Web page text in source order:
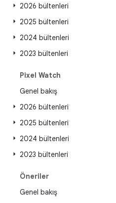
2026 bültenleri
2025 bültenleri
2024 bültenleri
2023 bültenleri
Pixel Watch
Genel bakış
2026 bültenleri
2025 bültenleri
2024 bültenleri
2023 bültenleri
Öneriler
Genel bakış